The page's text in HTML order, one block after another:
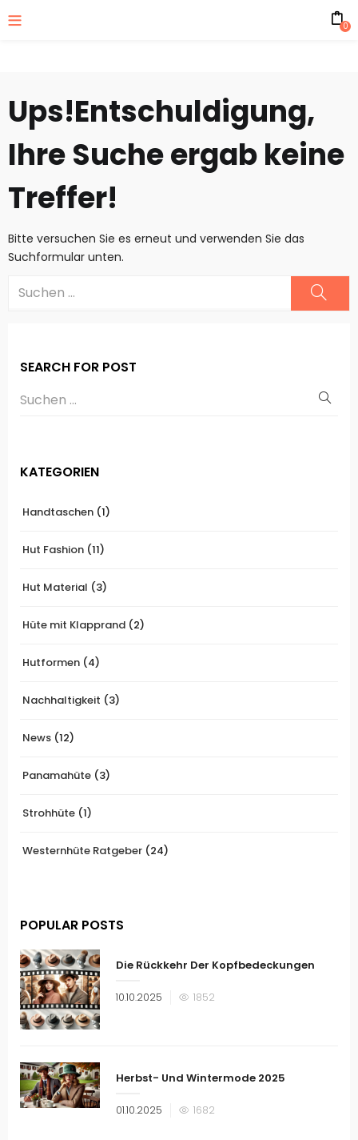
0
Ups!Entschuldigung,
Ihre Suche ergab keine
Treffer!
Bitte versuchen Sie es erneut und verwenden Sie das
Suchformular unten.
SEARCH FOR POST
KATEGORIEN
Handtaschen (1)
Hut Fashion (11)
Hut Material (3)
Hüte mit Klapprand (2)
Hutformen (4)
Nachhaltigkeit (3)
News (12)
Panamahüte (3)
Strohhüte (1)
Westernhüte Ratgeber (24)
POPULAR POSTS
Die Rückkehr Der Kopfbedeckungen
Veröffentlicht
10.10.2025 1852
Herbst- Und Wintermode 2025
Veröffentlicht
01.10.2025 1682